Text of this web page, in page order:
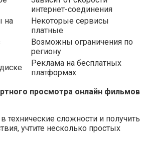
интернет-соединения
на
Некоторые сервисы
платные
Возможны ограничения по
региону
Реклама на бесплатных
платформах
просмотра онлайн фильмов
технические сложности и получить
учтите несколько простых